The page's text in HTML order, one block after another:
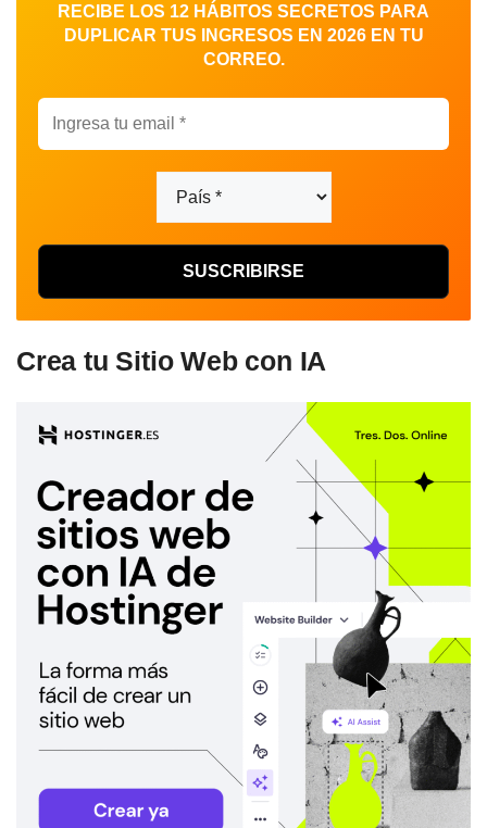
RECIBE LOS 12 HÁBITOS SECRETOS PARA
DUPLICAR TUS INGRESOS EN 2026 EN TU
CORREO.
Crea tu Sitio Web con IA